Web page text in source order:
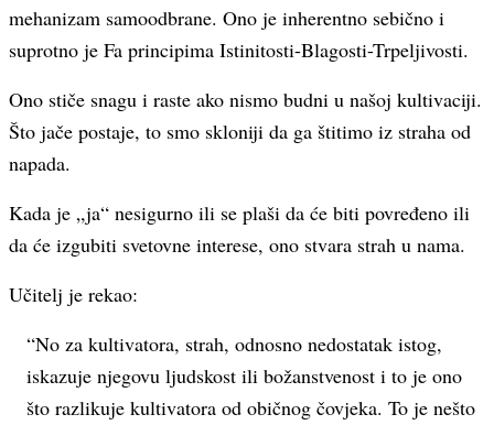
mehanizam samoodbrane. Ono je inherentno sebično i
suprotno je Fa principima Istinitosti-Blagosti-Trpeljivosti.
Ono stiče snagu i raste ako nismo budni u našoj kultivaciji.
Što jače postaje, to smo skloniji da ga štitimo iz straha od
napada.
Kada je „ja“ nesigurno ili se plaši da će biti povređeno ili
da će izgubiti svetovne interese, ono stvara strah u nama.
Učitelj je rekao:
“No za kultivatora, strah, odnosno nedostatak istog,
iskazuje njegovu ljudskost ili božanstvenost i to je ono
što razlikuje kultivatora od običnog čovjeka. To je nešto